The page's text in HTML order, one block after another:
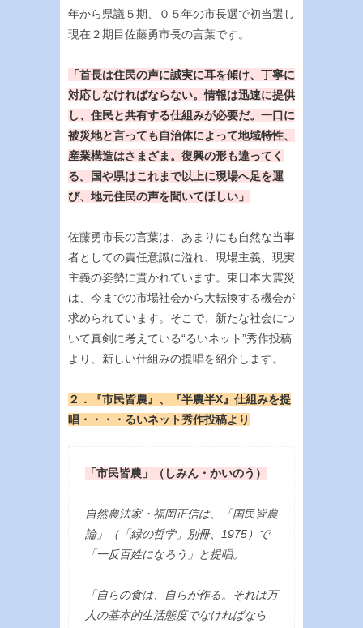
年から県議５期、０５年の市長選で初当選し
現在２期目佐藤勇市長の言葉です。
「首長は住民の声に誠実に耳を傾け、丁寧に
対応しなければならない。情報は迅速に提供
し、住民と共有する仕組みが必要だ。一口に
被災地と言っても自治体によって地域特性、
産業構造はさまざま。復興の形も違ってく
る。国や県はこれまで以上に現場へ足を運
び、地元住民の声を聞いてほしい」
佐藤勇市長の言葉は、あまりにも自然な当事
者としての責任意識に溢れ、現場主義、現実
主義の姿勢に貫かれています。東日本大震災
は、今までの市場社会から大転換する機会が
求められています。そこで、新たな社会につ
いて真剣に考えている“るいネット”秀作投稿
より、新しい仕組みの提唱を紹介します。
２．『市民皆農』、『半農半X』仕組みを提
唱・・・・るいネット秀作投稿より
「市民皆農」（しみん・かいのう）
自然農法家・福岡正信は、「国民皆農
論」（「緑の哲学」別冊、1975）で
「一反百姓になろう」と提唱。
「自らの食は、自らが作る。それは万
人の基本的生活態度でなければなら